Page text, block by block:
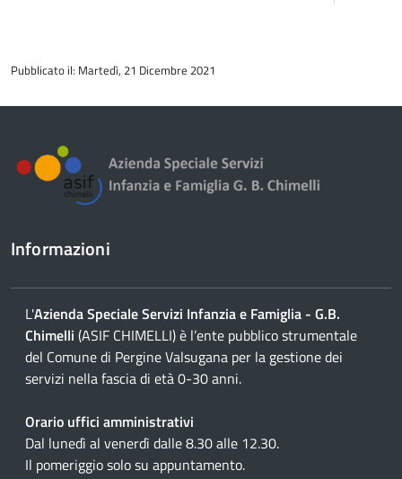
del
Pubblicato il: Martedì, 21 Dicembre 2021
Informazioni
L'Azienda Speciale Servizi Infanzia e Famiglia - G.B.
Chimelli (ASIF CHIMELLI) è l’ente pubblico strumentale
del Comune di Pergine Valsugana per la gestione dei
servizi nella fascia di età 0-30 anni.
Orario uffici amministrativi
Dal lunedì al venerdì dalle 8.30 alle 12.30.
Il pomeriggio solo su appuntamento.